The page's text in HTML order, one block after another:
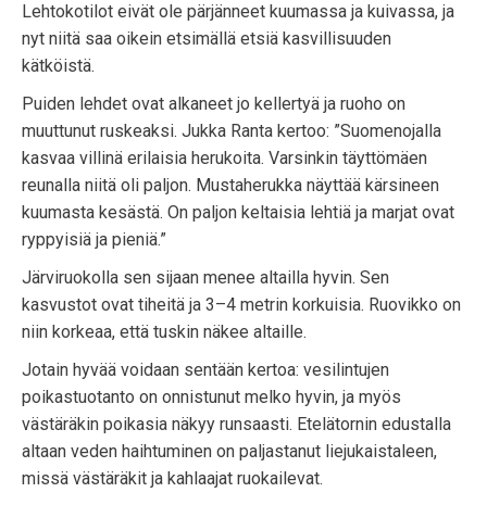
Lehtokotilot eivät ole pärjänneet kuumassa ja kuivassa, ja
nyt niitä saa oikein etsimällä etsiä kasvillisuuden
kätköistä.
Puiden lehdet ovat alkaneet jo kellertyä ja ruoho on
muuttunut ruskeaksi. Jukka Ranta kertoo: ”Suomenojalla
kasvaa villinä erilaisia herukoita. Varsinkin täyttömäen
reunalla niitä oli paljon. Mustaherukka näyttää kärsineen
kuumasta kesästä. On paljon keltaisia lehtiä ja marjat ovat
ryppyisiä ja pieniä.”
Järviruokolla sen sijaan menee altailla hyvin. Sen
kasvustot ovat tiheitä ja 3–4 metrin korkuisia. Ruovikko on
niin korkeaa, että tuskin näkee altaille.
Jotain hyvää voidaan sentään kertoa: vesilintujen
poikastuotanto on onnistunut melko hyvin, ja myös
västäräkin poikasia näkyy runsaasti. Etelätornin edustalla
altaan veden haihtuminen on paljastanut liejukaistaleen,
missä västäräkit ja kahlaajat ruokailevat.